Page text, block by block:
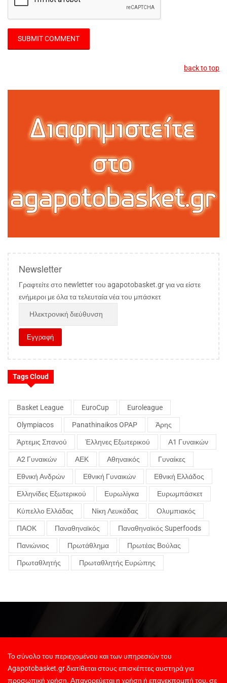
back to top
Newsletter
Γραφτείτε στο newletter του agapotobasket.gr για να είστε
ενήμεροι με όλα τα τελευταία νέα του μπάσκετ
Tags Cloud
Basket League EuroCup Euroleague
Olympiacos Panathinaikos OPAP Άρης
Άρτεμις Σπανού Έλληνες Εξωτερικού Α1 Γυναικών
Α2 Γυναικών ΑΕΚ Αθηναικός Γυναίκες
Εθνική Ανδρών Εθνική Γυναικών Εθνική Ελλάδος
Ελληνίδες Εξωτερικού Ευρωλίγκα Ευρωμπάσκετ
Κύπελλο Ελλάδας Νίκη Λευκάδας Ολυμπιακός
ΠΑΟΚ Παναθηναϊκός Παναθηναϊκός Superfoods
Πανιώνιος Πρωτάθλημα Πρωτέας Βούλας
Πρωταθλητής Πρωταθλητής Ευρώπης
Το σύνολο του περιεχομένου και των υπηρεσιών του
Agapotobasket.gr διατίθεται στους επισκέπτες αυστηρά για
προσωπική χρήση. Απαγορεύεται η χρήση ή επανεκπομπή του, σε